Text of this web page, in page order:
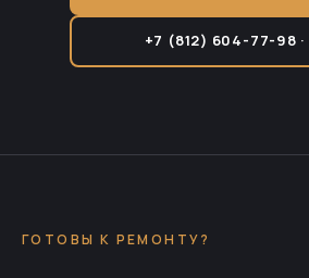
+7 (812) 604-77-98
ГОТОВЫ К РЕМОНТУ?